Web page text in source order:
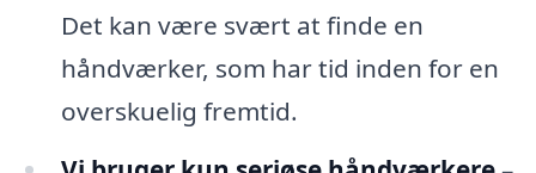
Det kan være svært at finde en
håndværker, som har tid inden for en
overskuelig fremtid.